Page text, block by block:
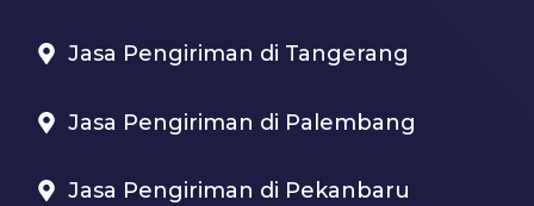
Jasa Pengiriman di Tangerang
Jasa Pengiriman di Palembang
Jasa Pengiriman di Pekanbaru